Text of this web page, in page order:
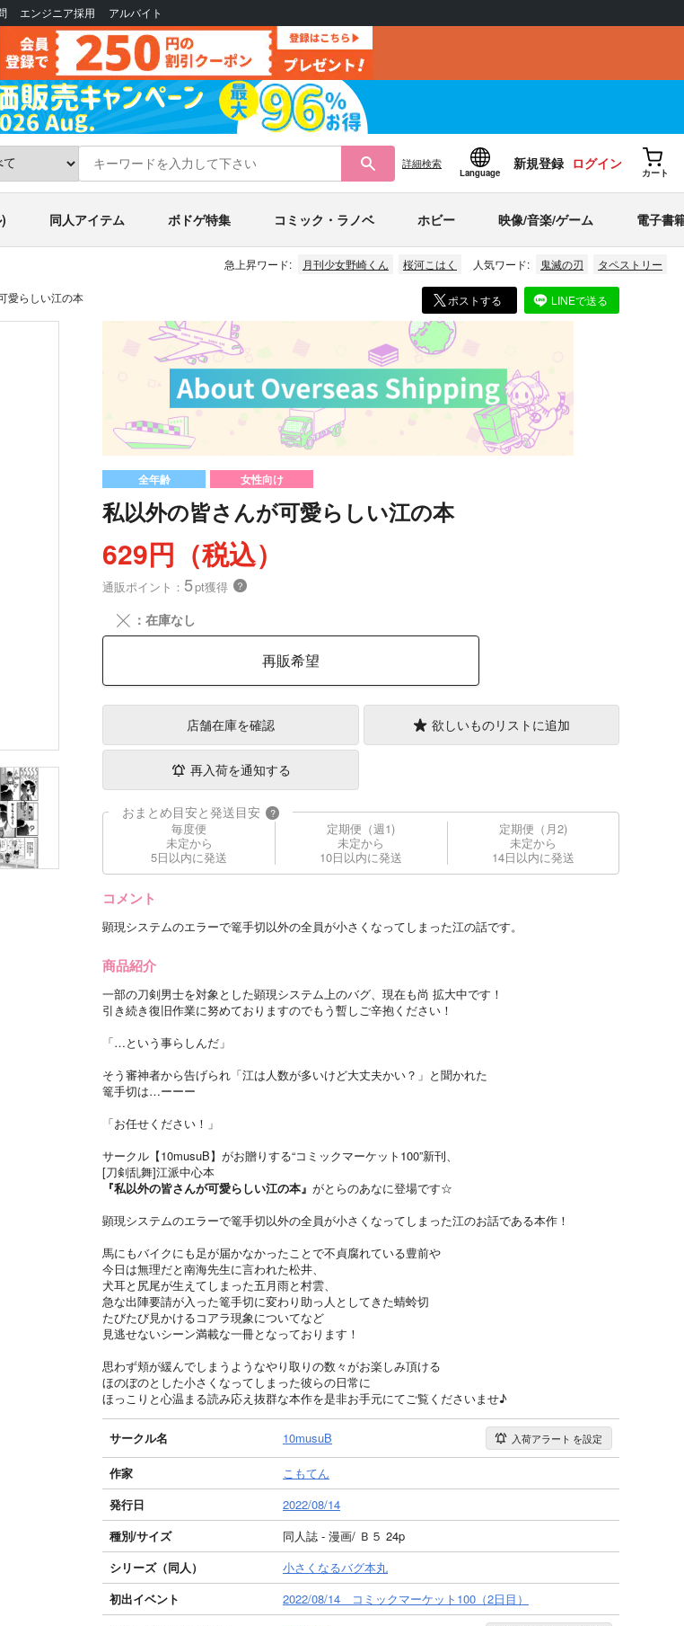
エンジニア採用 アルバイト
詳細検索
Language
新規登録 ログイン
カート
同人アイテム ボドゲ特集 コミック・ラノベ ホビー 映像/音楽/ゲーム 電子書
急上昇ワード: 月刊少女野崎くん 桜河こはく 人気ワード: 鬼滅の刃 タペストリー
愛らしい江の本 ポストする LINEで送る
全年齢 女性向け
私以外の皆さんが可愛らしい江の本
629円（税込）
通販ポイント： 5pt獲得 ？
╳ ：在庫なし
再販希望
店舗在庫を確認 欲しいものリストに追加
再入荷を通知する
おまとめ目安と発送目安 ?
毎度便
未定から
5日以内に発送
定期便（週1)
未定から
10日以内に発送
定期便（月2)
未定から
14日以内に発送
コメント
顕現システムのエラーで篭手切以外の全員が小さくなってしまった江の話です。
商品紹介
一部の刀剣男士を対象とした顕現システム上のバグ、現在も尚 拡大中です！
引き続き復旧作業に努めておりますのでもう暫しご辛抱ください！
「…という事らしんだ」
そう審神者から告げられ「江は人数が多いけど大丈夫かい？」と聞かれた
篭手切は…ーーー
「お任せください！」
サークル【10musuB】がお贈りする“コミックマーケット100”新刊、
[刀剣乱舞]江派中心本
『私以外の皆さんが可愛らしい江の本』 がとらのあなに登場です☆
顕現システムのエラーで篭手切以外の全員が小さくなってしまった江のお話である本作！
馬にもバイクにも足が届かなかったことで不貞腐れている豊前や
今日は無理だと南海先生に言われた松井、
犬耳と尻尾が生えてしまった五月雨と村雲、
急な出陣要請が入った篭手切に変わり助っ人としてきた蜻蛉切
たびたび見かけるコアラ現象についてなど
見逃せないシーン満載な一冊となっております！
思わず頬が緩んでしまうようなやり取りの数々がお楽しみ頂ける
ほのぼのとした小さくなってしまった彼らの日常に
ほっこりと心温まる読み応え抜群な本作を是非お手元にてご覧くださいませ♪
サークル名 10musuB 入荷アラート を設定
作家
こもてん
発行日
2022/08/14
種別/サイズ
同人誌 - 漫画/ Ｂ５ 24p
シリーズ（同人）
小さくなるバグ本丸
初出イベント
2022/08/14 コミックマーケット100（2日目）